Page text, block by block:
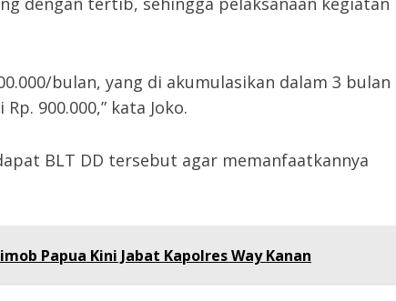
bulan, yang di akumulasikan dalam 3 bulan
900.000,” kata Joko.
BLT DD tersebut agar memanfaatkannya
Papua Kini Jabat Kapolres Way Kanan